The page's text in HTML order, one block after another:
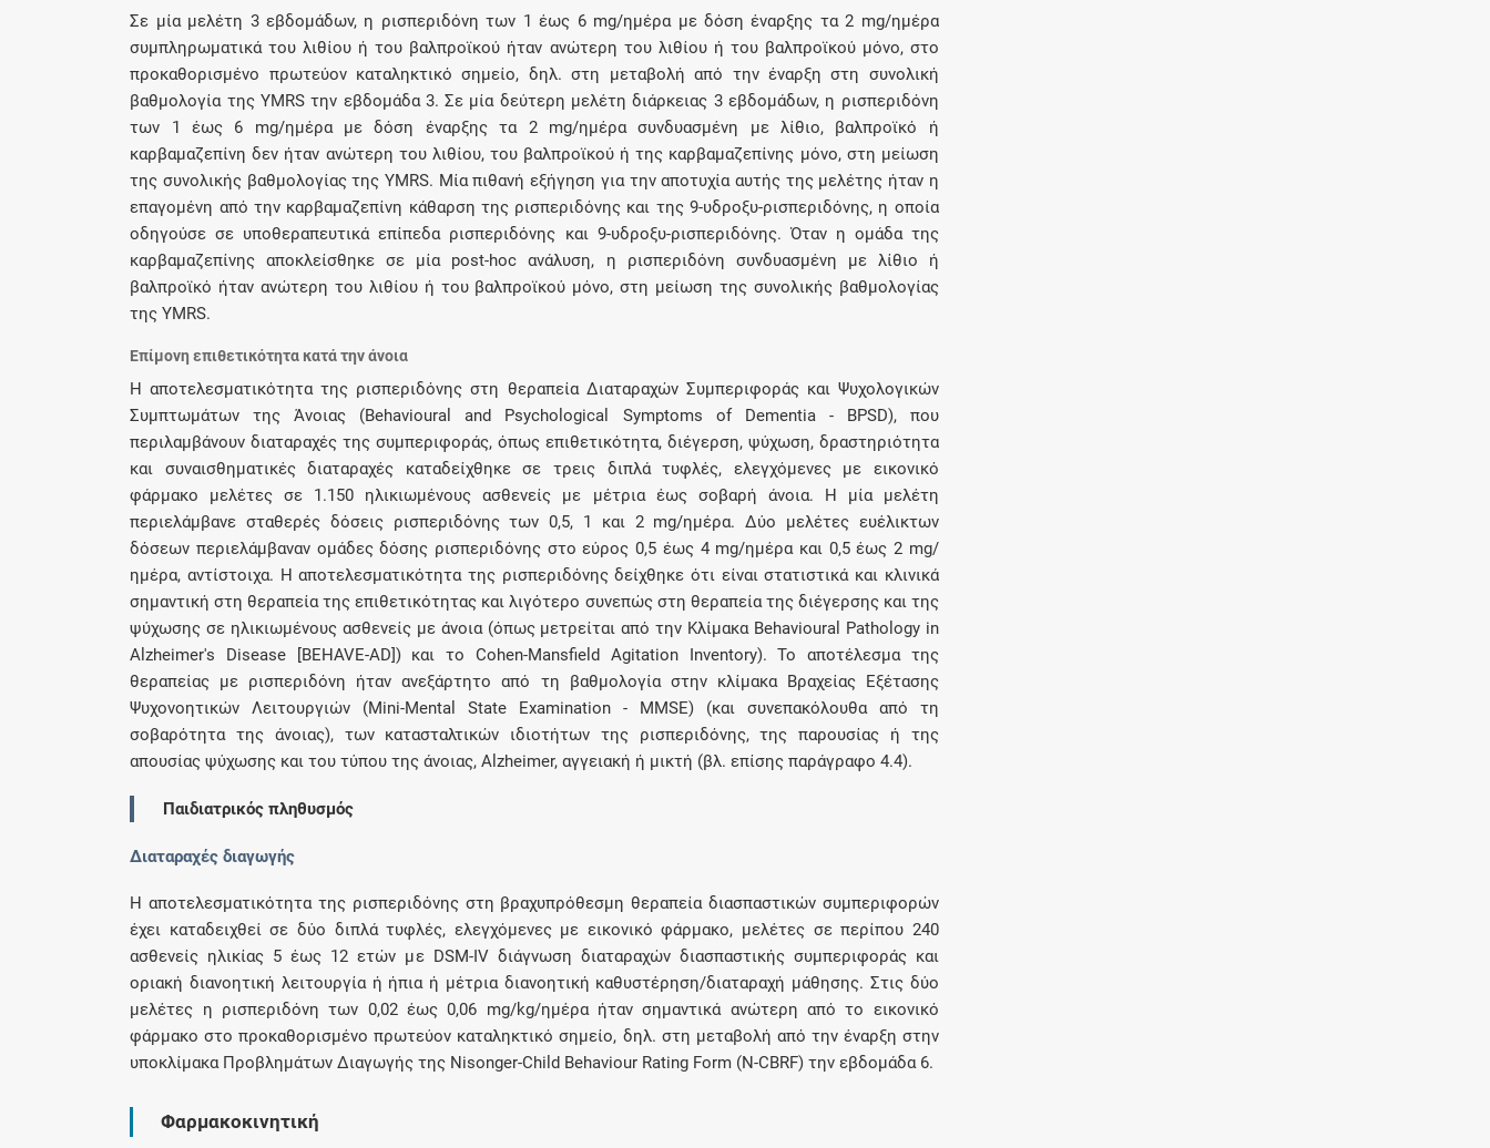
Σε μία μελέτη 3 εβδομάδων, η ρισπεριδόνη των 1 έως 6 mg/ημέρα με δόση έναρξης τα 2 mg/ημέρα
συμπληρωματικά του λιθίου ή του βαλπροϊκού ήταν ανώτερη του λιθίου ή του βαλπροϊκού μόνο, στο
προκαθορισμένο πρωτεύον καταληκτικό σημείο, δηλ. στη μεταβολή από την έναρξη στη συνολική
βαθμολογία της YMRS την εβδομάδα 3. Σε μία δεύτερη μελέτη διάρκειας 3 εβδομάδων, η ρισπεριδόνη
των 1 έως 6 mg/ημέρα με δόση έναρξης τα 2 mg/ημέρα συνδυασμένη με λίθιο, βαλπροϊκό ή
καρβαμαζεπίνη δεν ήταν ανώτερη του λιθίου, του βαλπροϊκού ή της καρβαμαζεπίνης μόνο, στη μείωση
της συνολικής βαθμολογίας της YMRS. Μία πιθανή εξήγηση για την αποτυχία αυτής της μελέτης ήταν η
επαγομένη από την καρβαμαζεπίνη κάθαρση της ρισπεριδόνης και της 9-υδροξυ-ρισπεριδόνης, η οποία
οδηγούσε σε υποθεραπευτικά επίπεδα ρισπεριδόνης και 9-υδροξυ-ρισπεριδόνης. Όταν η ομάδα της
καρβαμαζεπίνης αποκλείσθηκε σε μία post-hoc ανάλυση, η ρισπεριδόνη συνδυασμένη με λίθιο ή
βαλπροϊκό ήταν ανώτερη του λιθίου ή του βαλπροϊκού μόνο, στη μείωση της συνολικής βαθμολογίας
της YMRS.
Επίμονη επιθετικότητα κατά την άνοια
Η αποτελεσματικότητα της ρισπεριδόνης στη θεραπεία Διαταραχών Συμπεριφοράς και Ψυχολογικών
Συμπτωμάτων της Άνοιας (Behavioural and Psychological Symptoms of Dementia - BPSD), που
περιλαμβάνουν διαταραχές της συμπεριφοράς, όπως επιθετικότητα, διέγερση, ψύχωση, δραστηριότητα
και συναισθηματικές διαταραχές καταδείχθηκε σε τρεις διπλά τυφλές, ελεγχόμενες με εικονικό
φάρμακο μελέτες σε 1.150 ηλικιωμένους ασθενείς με μέτρια έως σοβαρή άνοια. Η μία μελέτη
περιελάμβανε σταθερές δόσεις ρισπεριδόνης των 0,5, 1 και 2 mg/ημέρα. Δύο μελέτες ευέλικτων
δόσεων περιελάμβαναν ομάδες δόσης ρισπεριδόνης στο εύρος 0,5 έως 4 mg/ημέρα και 0,5 έως 2 mg/
ημέρα, αντίστοιχα. Η αποτελεσματικότητα της ρισπεριδόνης δείχθηκε ότι είναι στατιστικά και κλινικά
σημαντική στη θεραπεία της επιθετικότητας και λιγότερο συνεπώς στη θεραπεία της διέγερσης και της
ψύχωσης σε ηλικιωμένους ασθενείς με άνοια (όπως μετρείται από την Κλίμακα Behavioural Pathology in
Alzheimer's Disease [BEHAVE-AD]) και το Cohen-Mansfield Agitation Inventory). Το αποτέλεσμα της
θεραπείας με ρισπεριδόνη ήταν ανεξάρτητο από τη βαθμολογία στην κλίμακα Βραχείας Εξέτασης
Ψυχονοητικών Λειτουργιών (Mini-Mental State Examination - MMSE) (και συνεπακόλουθα από τη
σοβαρότητα της άνοιας), των κατασταλτικών ιδιοτήτων της ρισπεριδόνης, της παρουσίας ή της
απουσίας ψύχωσης και του τύπου της άνοιας, Alzheimer, αγγειακή ή μικτή (βλ. επίσης παράγραφο 4.4).
Παιδιατρικός πληθυσμός
Διαταραχές διαγωγής
Η αποτελεσματικότητα της ρισπεριδόνης στη βραχυπρόθεσμη θεραπεία διασπαστικών συμπεριφορών
έχει καταδειχθεί σε δύο διπλά τυφλές, ελεγχόμενες με εικονικό φάρμακο, μελέτες σε περίπου 240
ασθενείς ηλικίας 5 έως 12 ετών με DSM-IV διάγνωση διαταραχών διασπαστικής συμπεριφοράς και
οριακή διανοητική λειτουργία ή ήπια ή μέτρια διανοητική καθυστέρηση/διαταραχή μάθησης. Στις δύο
μελέτες η ρισπεριδόνη των 0,02 έως 0,06 mg/kg/ημέρα ήταν σημαντικά ανώτερη από το εικονικό
φάρμακο στο προκαθορισμένο πρωτεύον καταληκτικό σημείο, δηλ. στη μεταβολή από την έναρξη στην
υποκλίμακα Προβλημάτων Διαγωγής της Nisonger-Child Behaviour Rating Form (N-CBRF) την εβδομάδα 6.
Φαρμακοκινητική